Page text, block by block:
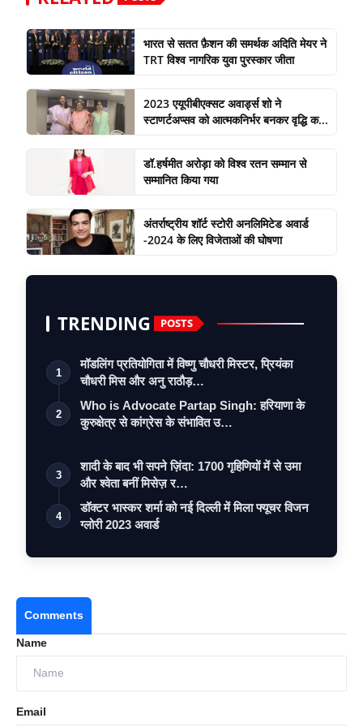
भारत से सतत फ़ैशन की समर्थक अदिति मेयर ने
TRT विश्व नागरिक युवा पुरस्कार जीता
2023 एयूपीबीएक्सट अवार्ड्स शो ने
स्टाणर्टअप्सव को आत्मकनिर्भर बनकर वृद्धि क...
डॉ.हर्षमीत अरोड़ा को विश्व रतन सम्मान से
सम्मानित किया गया
अंतर्राष्ट्रीय शॉर्ट स्टोरी अनलिमिटेड अवार्ड
-2024 के लिए विजेताओं की घोषणा
TRENDING POSTS
1
मॉडलिंग प्रतियोगिता में विष्णु चौधरी मिस्टर, प्रियंका
चौधरी मिस और अनु राठौड़…
2
Who is Advocate Partap Singh: हरियाणा के
कुरुक्षेत्र से कांग्रेस के संभावित उ…
3
शादी के बाद भी सपने ज़िंदा: 1700 गृहिणियों में से उमा
और श्वेता बनीं मिसेज़ र…
4
डॉक्टर भास्कर शर्मा को नई दिल्ली में मिला फ्यूचर विजन
ग्लोरी 2023 अवार्ड
Comments
Name
Email